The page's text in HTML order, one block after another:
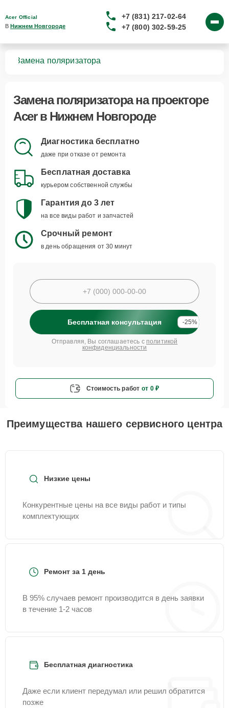
Acer Official
В Нижнем Новгороде
+7 (831) 217-02-64
+7 (800) 302-59-25
Замена поляризатора
Замена поляризаторана проекторе
Acer в Нижнем Новгороде
Диагностика бесплатно
даже при отказе от ремонта
Бесплатная доставка
курьером собственной службы
Гарантия до 3 лет
на все виды работ и запчастей
Срочный ремонт
в день обращения от 30 минут
Бесплатная консультация -25%
Отправляя, Вы соглашаетесь с политикой
конфиденциальности
Стоимость работ от 0 ₽
Преимущества нашего сервисного центра
Низкие цены
Конкурентные цены на все виды работ и типы
комплектующих
Ремонт за 1 день
В 95% случаев ремонт производится в день заявки
в течение 1-2 часов
Бесплатная диагностика
Даже если клиент передумал или решил обратится
позже